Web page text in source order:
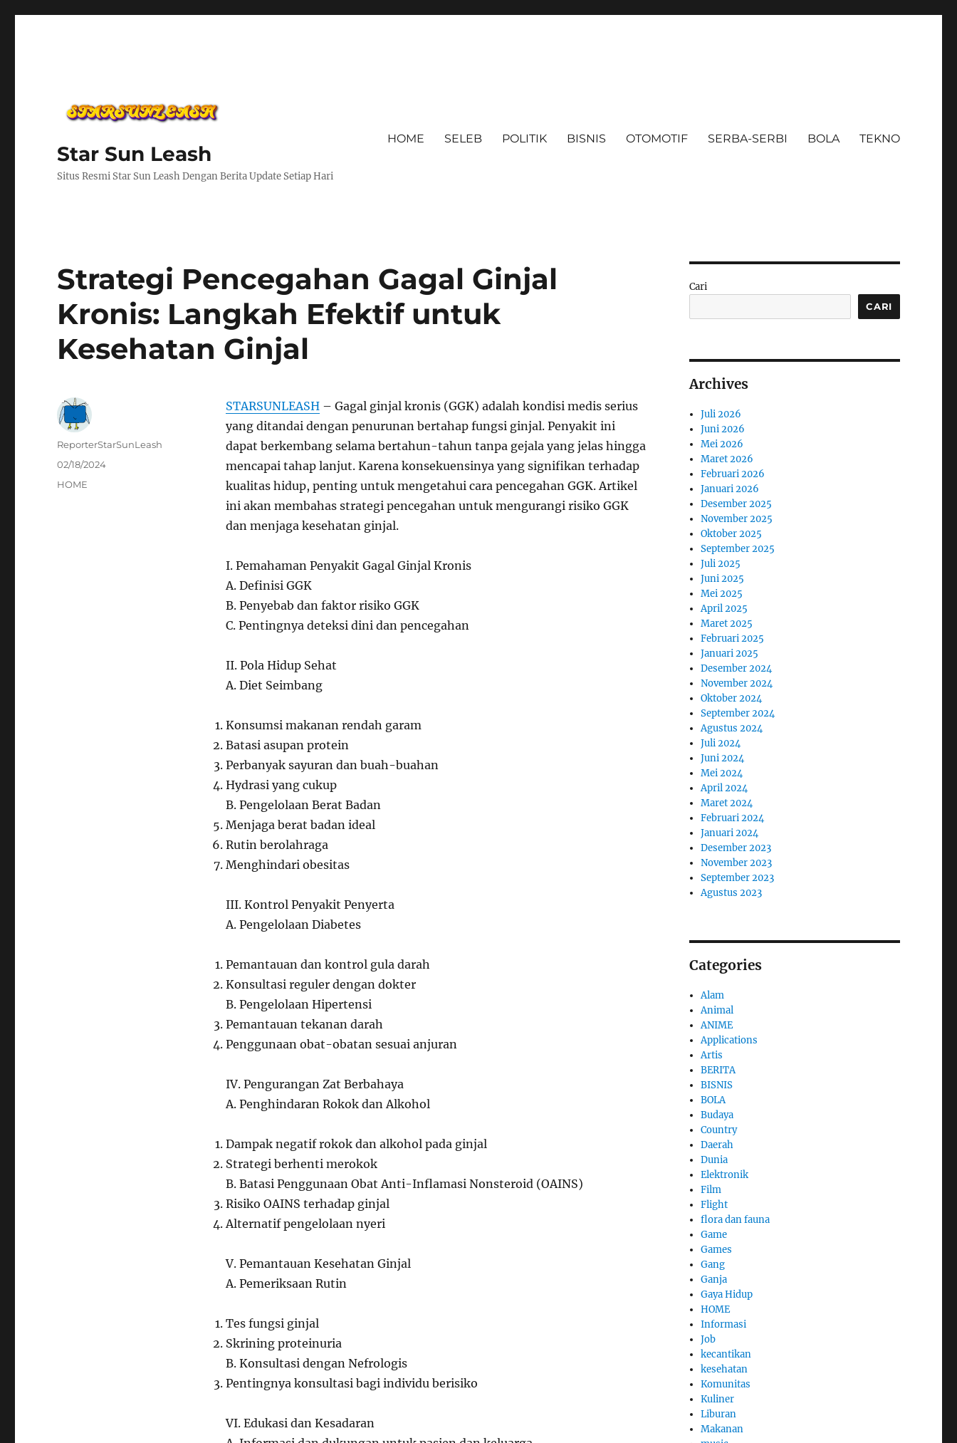
Star Sun Leash
Situs Resmi Star Sun Leash Dengan Berita Update Setiap Hari
HOME SELEB POLITIK BISNIS OTOMOTIF SERBA-SERBI BOLA TEKNO
Strategi Pencegahan Gagal Ginjal
Kronis: Langkah Efektif untuk
Kesehatan Ginjal
STARSUNLEASH– Gagal ginjal kronis (GGK) adalah kondisi medis serius
yang ditandai dengan penurunan bertahap fungsi ginjal. Penyakit ini
dapat berkembang selama bertahun-tahun tanpa gejala yang jelas hingga
mencapai tahap lanjut. Karena konsekuensinya yang signifikan terhadap
kualitas hidup, penting untuk mengetahui cara pencegahan GGK. Artikel
ini akan membahas strategi pencegahan untuk mengurangi risiko GGK
dan menjaga kesehatan ginjal.
I. Pemahaman Penyakit Gagal Ginjal Kronis
A. Definisi GGK
B. Penyebab dan faktor risiko GGK
C. Pentingnya deteksi dini dan pencegahan
II. Pola Hidup Sehat
A. Diet Seimbang
Konsumsi makanan rendah garam
Batasi asupan protein
Perbanyak sayuran dan buah-buahan
Hydrasi yang cukup
B. Pengelolaan Berat Badan
Menjaga berat badan ideal
Rutin berolahraga
Menghindari obesitas
III. Kontrol Penyakit Penyerta
A. Pengelolaan Diabetes
Pemantauan dan kontrol gula darah
Konsultasi reguler dengan dokter
B. Pengelolaan Hipertensi
Pemantauan tekanan darah
Penggunaan obat-obatan sesuai anjuran
IV. Pengurangan Zat Berbahaya
A. Penghindaran Rokok dan Alkohol
Dampak negatif rokok dan alkohol pada ginjal
Strategi berhenti merokok
B. Batasi Penggunaan Obat Anti-Inflamasi Nonsteroid (OAINS)
Risiko OAINS terhadap ginjal
Alternatif pengelolaan nyeri
V. Pemantauan Kesehatan Ginjal
A. Pemeriksaan Rutin
Tes fungsi ginjal
Skrining proteinuria
B. Konsultasi dengan Nefrologis
Pentingnya konsultasi bagi individu berisiko
VI. Edukasi dan Kesadaran
Author
ReporterStarSunLeash
Posted
on
02/18/2024
Categories
HOME
Cari
CARI
Archives
Juli 2026
Juni 2026
Mei 2026
Maret 2026
Februari 2026
Januari 2026
Desember 2025
November 2025
Oktober 2025
September 2025
Juli 2025
Juni 2025
Mei 2025
April 2025
Maret 2025
Februari 2025
Januari 2025
Desember 2024
November 2024
Oktober 2024
September 2024
Agustus 2024
Juli 2024
Juni 2024
Mei 2024
April 2024
Maret 2024
Februari 2024
Januari 2024
Desember 2023
November 2023
September 2023
Agustus 2023
Categories
Alam
Animal
ANIME
Applications
Artis
BERITA
BISNIS
BOLA
Budaya
Country
Daerah
Dunia
Elektronik
Film
Flight
flora dan fauna
Game
Games
Gang
Ganja
Gaya Hidup
HOME
Informasi
Job
kecantikan
kesehatan
Komunitas
Kuliner
Liburan
Makanan